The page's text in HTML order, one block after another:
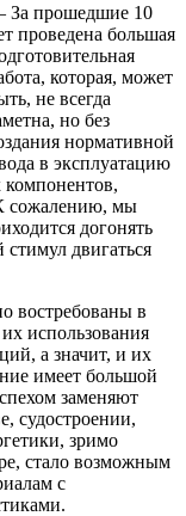
прошедшие 10
проведена большая
которая, может
не всегда
но без
нормативной
в эксплуатацию
компонентов,
сожалению, мы
догонять
двигаться
востребованы в
использования
а значит, и их
имеет большой
заменяют
судостроении,
зримо
стало возможным
с